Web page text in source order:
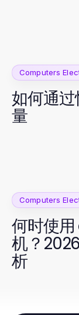
Computers
如何通
量
Computers
何时使
机？
析